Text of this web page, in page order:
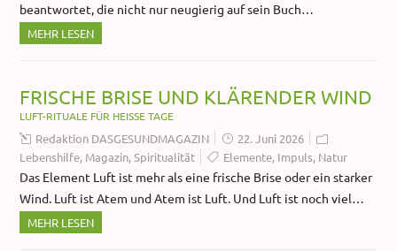
beantwortet, die nicht nur neugierig auf sein Buch…
MEHR LESEN
FRISCHE BRISE UND KLÄRENDER WIND
LUFT-RITUALE FÜR HEISSE TAGE
Redaktion DASGESUNDMAGAZIN
22. Juni 2026
Lebenshilfe, Magazin,Spiritualität Elemente, Impuls, Natur
Das Element Luft ist mehr als eine frische Brise oder ein starker
Wind. Luft ist Atem und Atem ist Luft. Und Luft ist noch viel…
MEHR LESEN